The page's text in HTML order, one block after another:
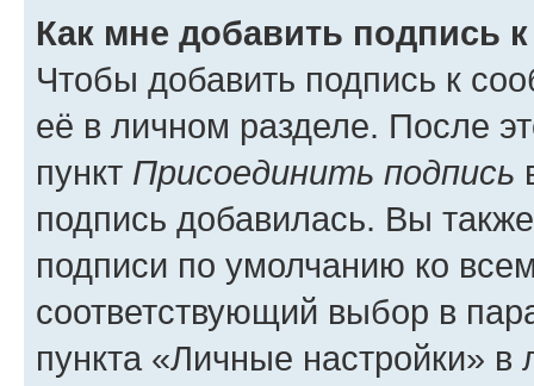
Как мне добавить подпись
Чтобы добавить подпись к
её в личном разделе. После
пункт Присоединить подпись
подпись добавилась. Вы
подписи по умолчанию ко
соответствующий выбор в
пункта «Личные настройки»